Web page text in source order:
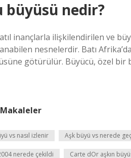
büyüsü nedir?
inançlarla ilişkilendirilen ve
nesnelerdir. Batı
götürülür. Büyücü, özel bir
Makaleler
vs nasıl izlenir Aşk büyü vs nerede
nerede çekildi Carte dOr aşkın